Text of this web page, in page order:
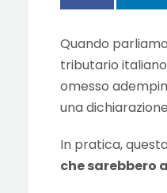
Quando
tributario
omesso
una
In pratica,
che sarebbero